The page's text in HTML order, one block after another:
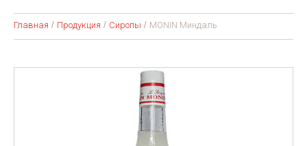
Главная Продукция Сиропы MONIN Миндаль